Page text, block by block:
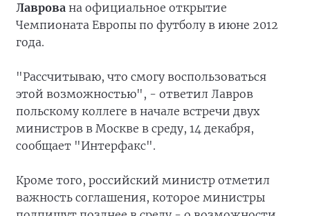
Лаврова на официальное открытие
Чемпионата Европы по футболу в июне 2012
года.
"Рассчитываю, что смогу воспользоваться
этой возможностью", - ответил Лавров
польскому коллеге в начале встречи двух
министров в Москве в среду, 14 декабря,
сообщает "Интерфакс".
Кроме того, российский министр отметил
важность соглашения, которое министры